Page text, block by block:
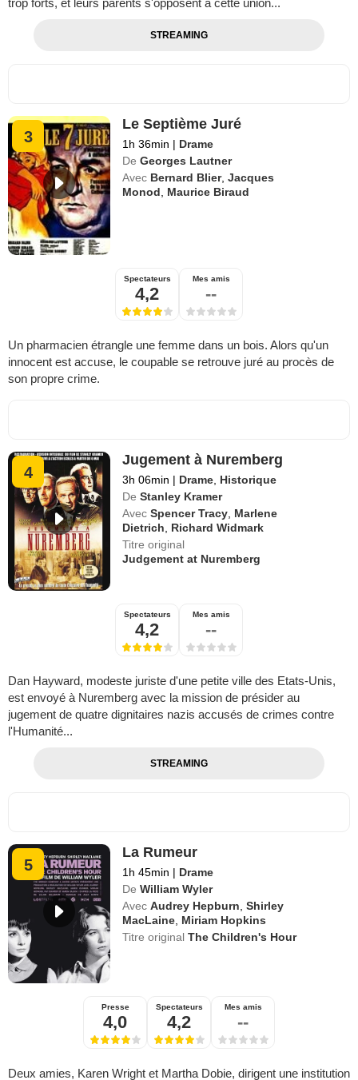
STREAMING
3
Le Septième Juré
1h 36min | Drame
De Georges Lautner
Avec Bernard Blier,Jacques
Monod
Maurice Biraud
Spectateurs
4,2
Mes amis
--
Un pharmacien étrangle une femme dans un bois. Alors qu'un
innocent est accuse, le coupable se retrouve juré au procès de
son propre crime.
4
Jugement à Nuremberg
3h 06min | Drame Historique
De Stanley Kramer
Avec Spencer Tracy Marlene
Dietrich
Richard Widmark
Titre original
Judgement at Nuremberg
Spectateurs
4,2
Mes amis
--
Dan Hayward, modeste juriste d'une petite ville des Etats-Unis,
est envoyé à Nuremberg avec la mission de présider au
jugement de quatre dignitaires nazis accusés de crimes contre
l'Humanité...
STREAMING
5
La Rumeur
1h 45min | Drame
De William Wyler
Avec Audrey Hepburn ,Shirley
MacLaine Miriam Hopkins
Titre originalThe Children's Hour
Presse
4,0
Spectateurs
4,2
Mes amis
--
Deux amies, Karen Wright et Martha Dobie, dirigent une institution